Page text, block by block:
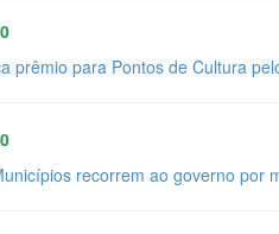
prêmio para Pontos de Cultura
recorrem ao governo por